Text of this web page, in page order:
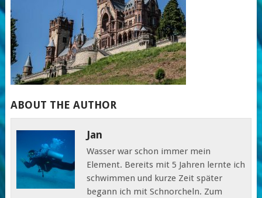
ABOUT THE AUTHOR
Jan
Wasser war schon immer mein
Element. Bereits mit 5 Jahren lernte ich
schwimmen und kurze Zeit später
begann ich mit Schnorcheln. Zum